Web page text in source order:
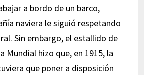
a bordo de un barco,
naviera le siguió respetando
Sin embargo, el estallido de
Mundial hizo que, en 1915, la
que poner a disposición